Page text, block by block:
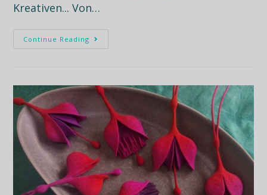
Kreativen... Von…
Continue Reading